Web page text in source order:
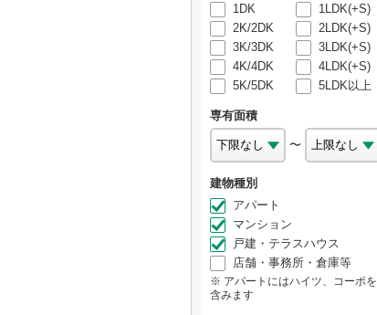
1DK
1LDK(+S)
2K/2DK
2LDK(+S)
3K/3DK
3LDK(+S)
4K/4DK
4LDK(+S)
5K/5DK
5LDK以上
専有面積
〜
建物種別
アパート
マンション
戸建・テラスハウス
店舗・事務所・倉庫等
アパートにはハイツ、コーポを
含みます